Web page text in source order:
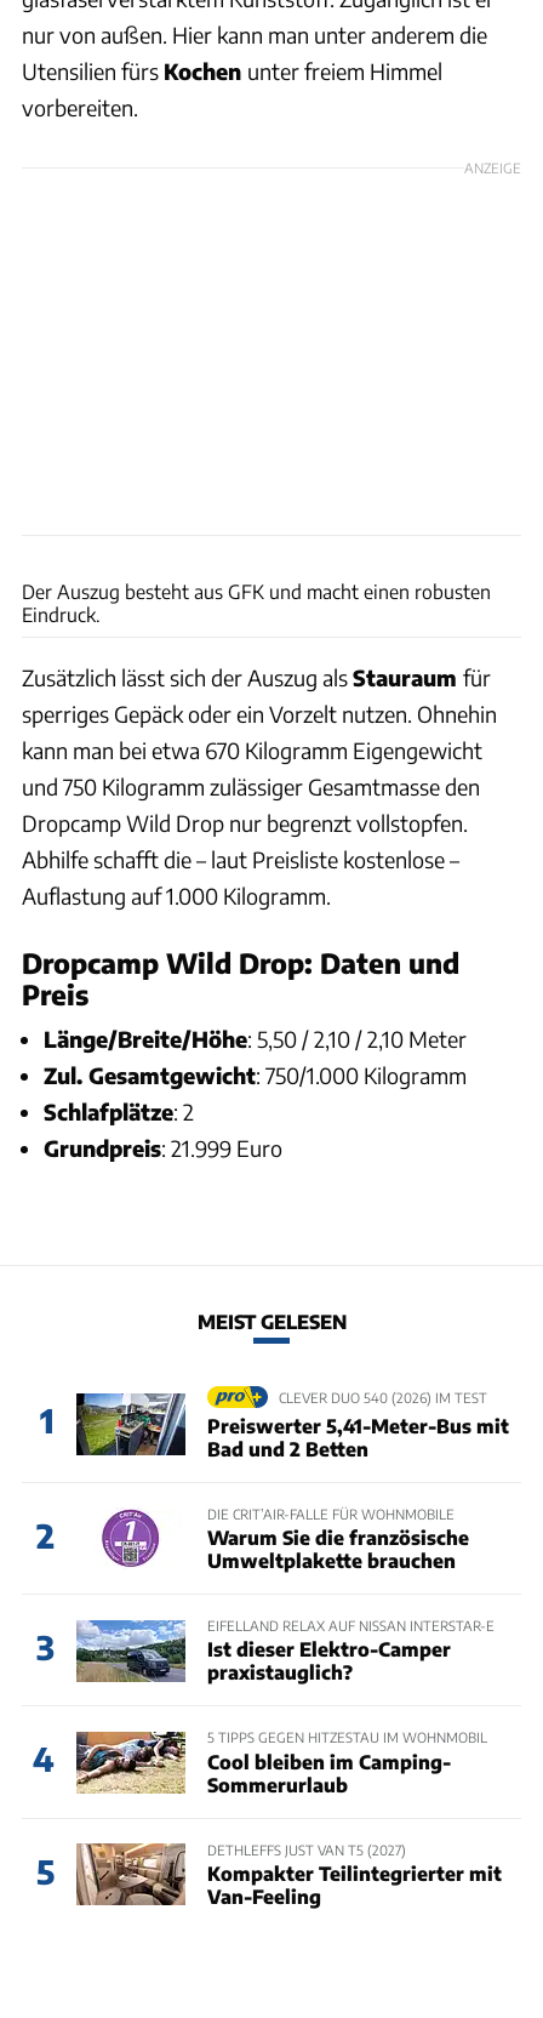
nur von außen. Hier kann man unter anderem die
Utensilien fürs Kochen unter freiem Himmel
vorbereiten.
ANZEIGE
Der Auszug besteht aus GFK und macht einen robusten
Eindruck.
Zusätzlich lässt sich der Auszug alsStauraum für
sperriges Gepäck oder ein Vorzelt nutzen. Ohnehin
kann man bei etwa 670 Kilogramm Eigengewicht
und 750 Kilogramm zulässiger Gesamtmasse den
Dropcamp Wild Drop nur begrenzt vollstopfen.
Abhilfe schafft die – laut Preisliste kostenlose –
Auflastung auf 1.000 Kilogramm.
Dropcamp Wild Drop: Daten und
Preis
Länge/Breite/Höhe: 5,50 / 2,10 / 2,10 Meter
Zul. Gesamtgewicht: 750/1.000 Kilogramm
Schlafplätze: 2
Grundpreis: 21.999 Euro
MEIST GELESEN
1
CLEVER DUO 540 (2026) IM TEST
Preiswerter 5,41-Meter-Bus mit
Bad und 2 Betten
2
DIE CRIT’AIR-FALLE FÜR WOHNMOBILE
Warum Sie die französische
Umweltplakette brauchen
3
EIFELLAND RELAX AUF NISSAN INTERSTAR-E
Ist dieser Elektro-Camper
praxistauglich?
4
5 TIPPS GEGEN HITZESTAU IM WOHNMOBIL
Cool bleiben im Camping-
Sommerurlaub
5
DETHLEFFS JUST VAN T5 (2027)
Kompakter Teilintegrierter mit
Van-Feeling